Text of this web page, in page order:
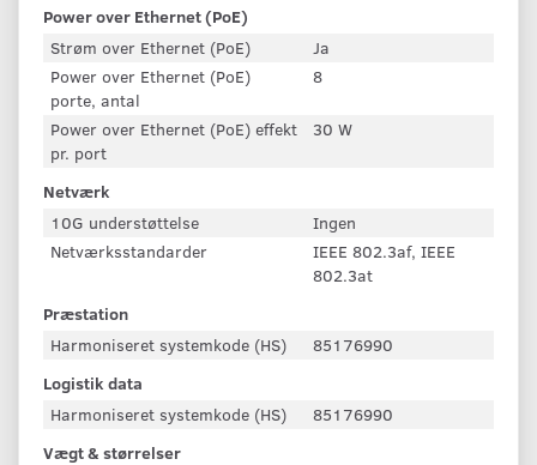
Power over Ethernet (PoE)
Strøm over Ethernet (PoE)
Ja
Power over Ethernet (PoE)
porte, antal
8
Power over Ethernet (PoE) effekt
pr. port
30 W
Netværk
10G understøttelse
Ingen
Netværksstandarder
IEEE 802.3af, IEEE
802.3at
Præstation
Harmoniseret systemkode (HS)
85176990
Logistik data
Harmoniseret systemkode (HS)
85176990
Vægt & størrelser